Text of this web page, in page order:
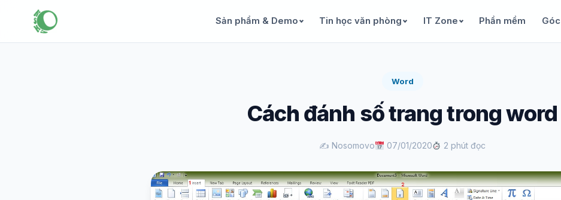
Sản phẩm & Demo Tin học văn phòng IT Zone Phần mềm Góc
Word
Cách đánh số trang trong word
✍️ Nosomovo 07/01/2020 2 phút đọc